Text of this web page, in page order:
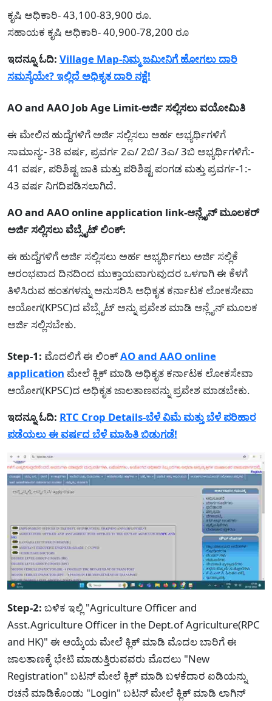
ಕೃಷಿ ಅಧಿಕಾರಿ- 43,100-83,900 ರೂ.
ಸಹಾಯಕ ಕೃಷಿ ಅಧಿಕಾರಿ- 40,900-78,200 ರೂ
ಇದನ್ನೂ ಓದಿ: Village Map-ನಿಮ್ಮ ಜಮೀನಿಗೆ ಹೋಗಲು ದಾರಿ
ಸಮಸ್ಯೆಯೇ? ಇಲ್ಲಿದೆ ಅಧಿಕೃತ ದಾರಿ ನಕ್ಷೆ!
AO and AAO Job Age Limit-ಅರ್ಜಿ ಸಲ್ಲಿಸಲು ವಯೋಮಿತಿ
ಈ ಮೇಲಿನ ಹುದ್ದೆಗಳಿಗೆ ಅರ್ಜಿ ಸಲ್ಲಿಸಲು ಅರ್ಹ ಅಭ್ಯರ್ಥಿಗಳಿಗೆ
ಸಾಮಾನ್ಯ:- 38 ವರ್ಷ, ಪ್ರವರ್ಗ 2ಎ/ 2ಬಿ/ 3ಎ/ 3ಬಿ ಅಭ್ಯರ್ಥಿಗಳಿಗೆ:-
41 ವರ್ಷ, ಪರಿಶಿಷ್ಟ ಜಾತಿ ಮತ್ತು ಪರಿಶಿಷ್ಟ ಪಂಗಡ ಮತ್ತು ಪ್ರವರ್ಗ-1:-
43 ವರ್ಷ ನಿಗದಿಪಡಿಸಲಾಗಿದೆ.
AO and AAO online application link-ಆನ್ಲೈನ್ ಮೂಲಕರ್
ಅರ್ಜಿ ಸಲ್ಲಿಸಲು ವೆಬ್ಸೈಟ್ ಲಿಂಕ್:
ಈ ಹುದ್ದೆಗಳಿಗೆ ಅರ್ಜಿ ಸಲ್ಲಿಸಲು ಅರ್ಹ ಅಭ್ಯರ್ಥಿಗಲು ಅರ್ಜಿ ಸಲ್ಲಿಕೆ
ಆರಂಭವಾದ ದಿನದಿಂದ ಮುಕ್ತಾಯವಾಗುವುದರ ಒಳಗಾಗಿ ಈ ಕೆಳಗೆ
ತಿಳಿಸಿರುವ ಹಂತಗಳನ್ನು ಅನುಸರಿಸಿ ಅಧಿಕೃತ ಕರ್ನಾಟಕ ಲೋಕಸೇವಾ
ಆಯೋಗ(KPSC)ದ ವೆಬ್ಸೈಟ್ ಅನ್ನು ಪ್ರವೇಶ ಮಾಡಿ ಆನ್ಲೈನ್ ಮೂಲಕ
ಅರ್ಜಿ ಸಲ್ಲಿಸಬೇಕು.
Step-1: ಮೊದಲಿಗೆ ಈ ಲಿಂಕ್AO and AAO online
application ಮೇಲೆ ಕ್ಲಿಕ್ ಮಾಡಿ ಅಧಿಕೃತ ಕರ್ನಾಟಕ ಲೋಕಸೇವಾ
ಆಯೋಗ(KPSC)ದ ಅಧಿಕೃತ ಜಾಲತಾಣವನ್ನು ಪ್ರವೇಶ ಮಾಡಬೇಕು.
ಇದನ್ನೂ ಓದಿ: RTC Crop Details-ಬೆಳೆ ವಿಮೆ ಮತ್ತು ಬೆಳೆ ಪರಿಹಾರ
ಪಡೆಯಲು ಈ ವರ್ಷದ ಬೆಳೆ ಮಾಹಿತಿ ಬಿಡುಗಡೆ!
Step-2: ಬಳಿಕ ಇಲ್ಲಿ "Agriculture Officer and
Asst.Agriculture Officer in the Dept.of Agriculture(RPC
and HK)" ಈ ಆಯ್ಕೆಯ ಮೇಲೆ ಕ್ಲಿಕ್ ಮಾಡಿ ಮೊದಲ ಬಾರಿಗೆ ಈ
ಜಾಲತಾಣಕ್ಕೆ ಭೇಟಿ ಮಾಡುತ್ತಿರುವವರು ಮೊದಲು "New
Registration" ಬಟನ್ ಮೇಲೆ ಕ್ಲಿಕ್ ಮಾಡಿ ಬಳಕೆದಾರ ಐಡಿಯನ್ನು
ರಚನೆ ಮಾಡಿಕೊಂಡು "Login" ಬಟನ್ ಮೇಲೆ ಕ್ಲಿಕ್ ಮಾಡಿ ಲಾಗಿನ್